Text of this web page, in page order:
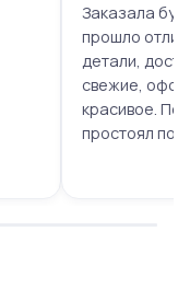
Заказала
прошло
детали,
свежие,
красивое.
простоял